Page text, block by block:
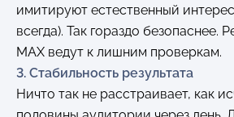
имитируют естественный
всегда). Так гораздо безопаснее.
MAX ведут к лишним проверкам.
3. Стабильность результата
Ничто так не расстраивает, как